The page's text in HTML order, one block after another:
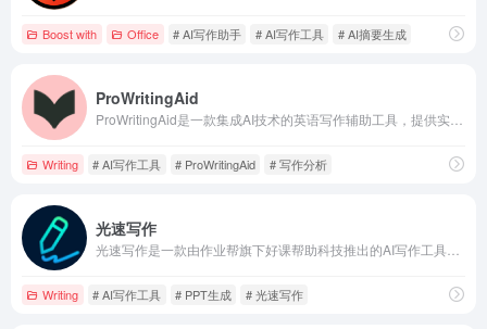
Boost with Office # AI写作助手 # AI写作工具 # AI摘要生成
ProWritingAid
Writing # AI写作工具 # ProWritingAid # 写作分析
光速写作
Writing # AI写作工具 # PPT生成 # 光速写作